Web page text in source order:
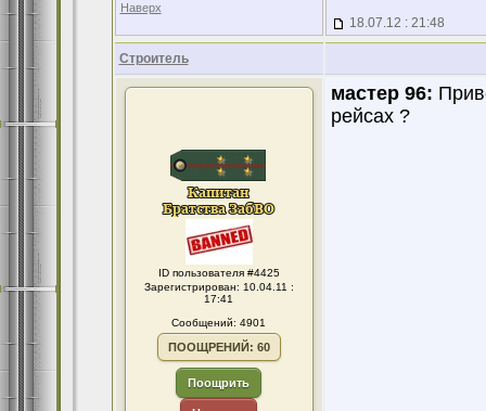
Наверх
18.07.12 : 21:48
Строитель
ID пользователя #4425
Зарегистрирован: 10.04.11 :
17:41
Сообщений: 4901
ПООЩРЕНИЙ: 60
Поощрить
мастер 96:
рейсах ?